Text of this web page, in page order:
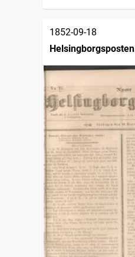
1852-09-18
Helsingborgsposten